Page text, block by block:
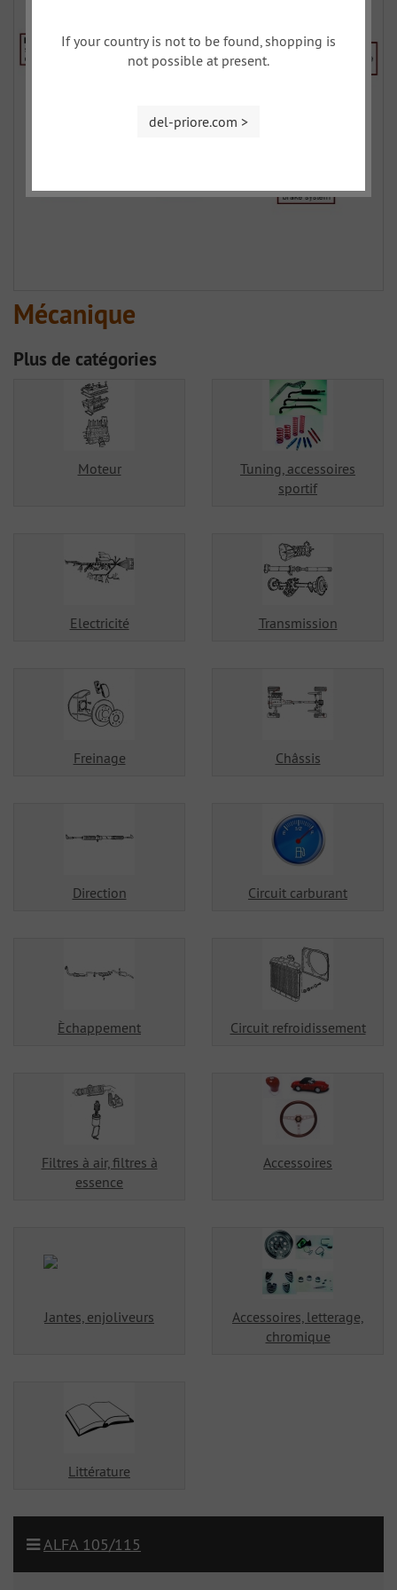
Mécanique
Plus de catégories
Moteur
Tuning, accessoires
sportif
Electricité Transmission
Freinage Châssis
Direction Circuit carburant
Èchappement Circuit refroidissement
Filtres à air, filtres à
essence
Accessoires
Jantes, enjoliveurs
Accessoires, letterage,
chromique
Littérature
ALFA 105/115
If your country is not to be found, shopping is
not possible at present.
del-priore.com >